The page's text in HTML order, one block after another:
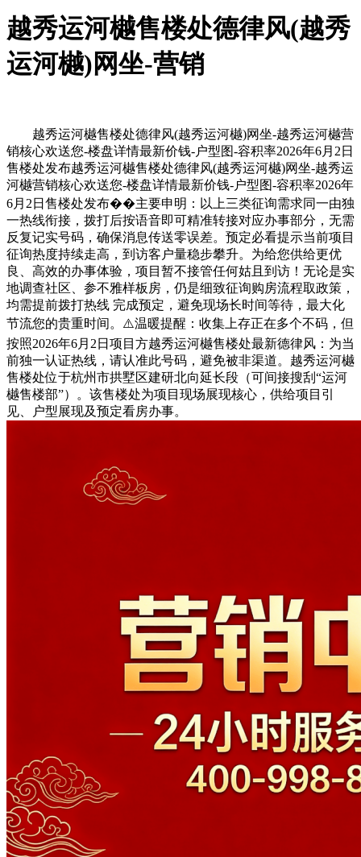
越秀运河樾售楼处德律风(越秀
运河樾)网坐-营销
越秀运河樾售楼处德律风(越秀运河樾)网坐-越秀运河樾营
销核心欢送您-楼盘详情最新价钱-户型图-容积率2026年6月2日
售楼处发布越秀运河樾售楼处德律风(越秀运河樾)网坐-越秀运
河樾营销核心欢送您-楼盘详情最新价钱-户型图-容积率2026年
6月2日售楼处发布��主要申明：以上三类征询需求同一由独
一热线衔接，拨打后按语音即可精准转接对应办事部分，无需
反复记实号码，确保消息传送零误差。预定必看提示当前项目
征询热度持续走高，到访客户量稳步攀升。为给您供给更优
良、高效的办事体验，项目暂不接管任何姑且到访！无论是实
地调查社区、参不雅样板房，仍是细致征询购房流程取政策，
均需提前拨打热线 完成预定，避免现场长时间等待，最大化
节流您的贵重时间。⚠️温暖提醒：收集上存正在多个不码，但
按照2026年6月2日项目方越秀运河樾售楼处最新德律风：为当
前独一认证热线，请认准此号码，避免被非渠道。越秀运河樾
售楼处位于杭州市拱墅区建研北向延长段（可间接搜刮“运河
樾售楼部”）。该售楼处为项目现场展现核心，供给项目引
见、户型展现及预定看房办事。